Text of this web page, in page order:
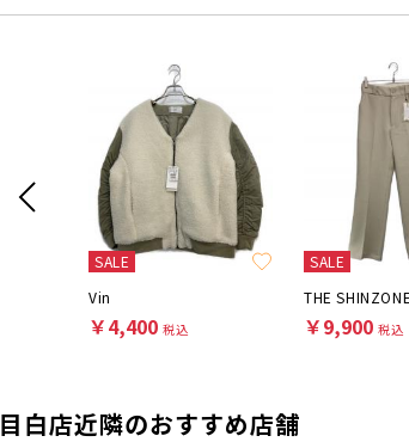
SALE
Vin
￥4,400 税込
SALE
THE SHINZONE
￥9,900 税込
目白店近隣のおすすめ店舗